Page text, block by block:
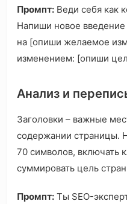
Промпт: Веди себя как
Напиши новое введение
на [опиши желаемое
изменением: [опиши
Анализ и
Заголовки – важные
содержании страницы.
70 символов, включать
суммировать цель
Промпт: Ты SEO-